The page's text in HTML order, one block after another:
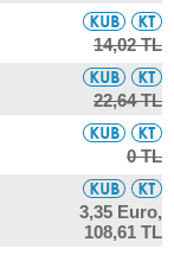
14,02 TL
22,64 TL
0 TL
3,35 Euro,
108,61 TL